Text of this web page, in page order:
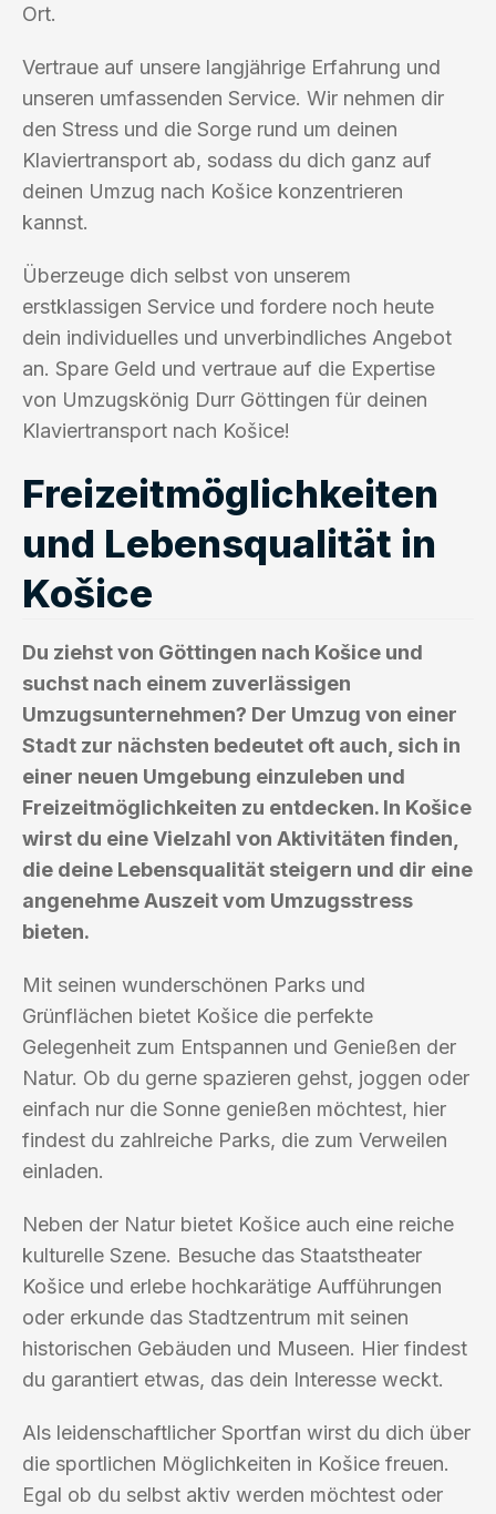
Ort.
Vertraue auf unsere langjährige Erfahrung und
unseren umfassenden Service. Wir nehmen dir
den Stress und die Sorge rund um deinen
Klaviertransport ab, sodass du dich ganz auf
deinen Umzug nach Košice konzentrieren
kannst.
Überzeuge dich selbst von unserem
erstklassigen Service und fordere noch heute
dein individuelles und unverbindliches Angebot
an. Spare Geld und vertraue auf die Expertise
von Umzugskönig Durr Göttingen für deinen
Klaviertransport nach Košice!
Freizeitmöglichkeiten
und Lebensqualität in
Košice
Du ziehst von Göttingen nach Košice und
suchst nach einem zuverlässigen
Umzugsunternehmen? Der Umzug von einer
Stadt zur nächsten bedeutet oft auch, sich in
einer neuen Umgebung einzuleben und
Freizeitmöglichkeiten zu entdecken. In Košice
wirst du eine Vielzahl von Aktivitäten finden,
die deine Lebensqualität steigern und dir eine
angenehme Auszeit vom Umzugsstress
bieten.
Mit seinen wunderschönen Parks und
Grünflächen bietet Košice die perfekte
Gelegenheit zum Entspannen und Genießen der
Natur. Ob du gerne spazieren gehst, joggen oder
einfach nur die Sonne genießen möchtest, hier
findest du zahlreiche Parks, die zum Verweilen
einladen.
Neben der Natur bietet Košice auch eine reiche
kulturelle Szene. Besuche das Staatstheater
Košice und erlebe hochkarätige Aufführungen
oder erkunde das Stadtzentrum mit seinen
historischen Gebäuden und Museen. Hier findest
du garantiert etwas, das dein Interesse weckt.
Als leidenschaftlicher Sportfan wirst du dich über
die sportlichen Möglichkeiten in Košice freuen.
Egal ob du selbst aktiv werden möchtest oder